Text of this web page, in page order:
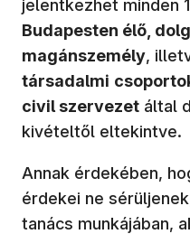
jelentkezhet minden
Budapesten élő,
magánszemély,
társadalmi
civil szervezet által
kivételtől eltekintve.
Annak érdekében,
érdekei ne
tanács munkájában,